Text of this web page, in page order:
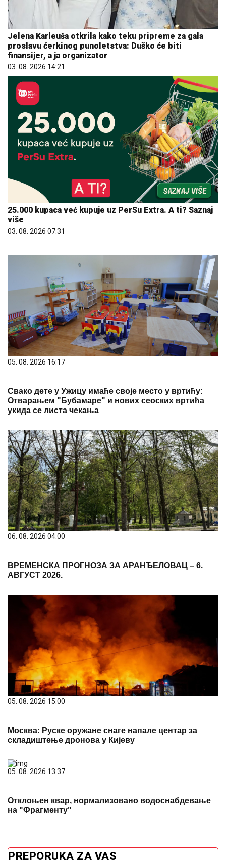
Jelena Karleuša otkrila kako teku pripreme za gala
proslavu ćerkinog punoletstva: Duško će biti
finansijer, a ja organizator
03. 08. 2026 14:21
25.000 kupaca već kupuje uz PerSu Extra. A ti? Saznaj
više
03. 08. 2026 07:31
05. 08. 2026 16:17
Свако дете у Ужицу имаће своје место у вртићу:
Отварањем "Бубамаре" и нових сеоских вртића
укида се листа чекања
06. 08. 2026 04:00
ВРЕМЕНСКА ПРОГНОЗА ЗА АРАНЂЕЛОВАЦ – 6.
АВГУСТ 2026.
05. 08. 2026 15:00
Москва: Руске оружане снаге напале центар за
складиштење дронова у Кијеву
05. 08. 2026 13:37
Отклоњен квар, нормализовано водоснабдевање
на "Фрагменту"
PREPORUKA ZA VAS